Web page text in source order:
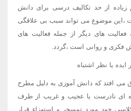
زیاده از حد تکالیف درسی برای دانش
،این موضوع می تواند سبب بی علاقگی
های دیگر از جمله فعالیت های
فکری و روانی است ،گردد.
می افتد که دانش آموزی به دلیل مطرح
ای نادرست یا عجیب و غریب از طرف
خود مورد تمسخر و استهزاء قرار